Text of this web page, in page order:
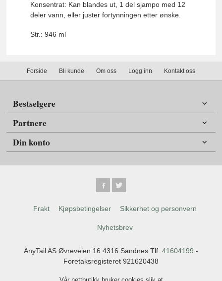
Konsentrat: Kan blandes ut, 1 del sjampo med 12
deler vann, eller juster fortynningen etter ønske.
Str.: 946 ml
Forside Bli kunde Om oss Logg inn Kontakt oss
Bestselgere
Partnere
Din konto
Frakt Kjøpsbetingelser Sikkerhet og personvern
Nyhetsbrev
AnyTail AS Øvreveien 16 4316 Sandnes Tlf. 41604199 -
Foretaksregisteret 921620438